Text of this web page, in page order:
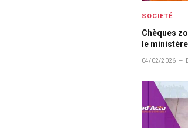
SOCIETÉ
Chèques
le
04/02/2026